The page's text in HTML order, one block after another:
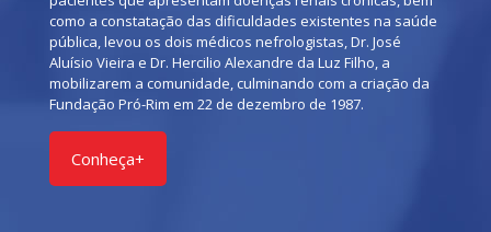
como a constatação das dificuldades existentes na saúde
pública, levou os dois médicos nefrologistas, Dr. José
Aluísio Vieira e Dr. Hercilio Alexandre da Luz Filho, a
mobilizarem a comunidade, culminando com a criação da
Fundação Pró-Rim em 22 de dezembro de 1987.
Conheça+